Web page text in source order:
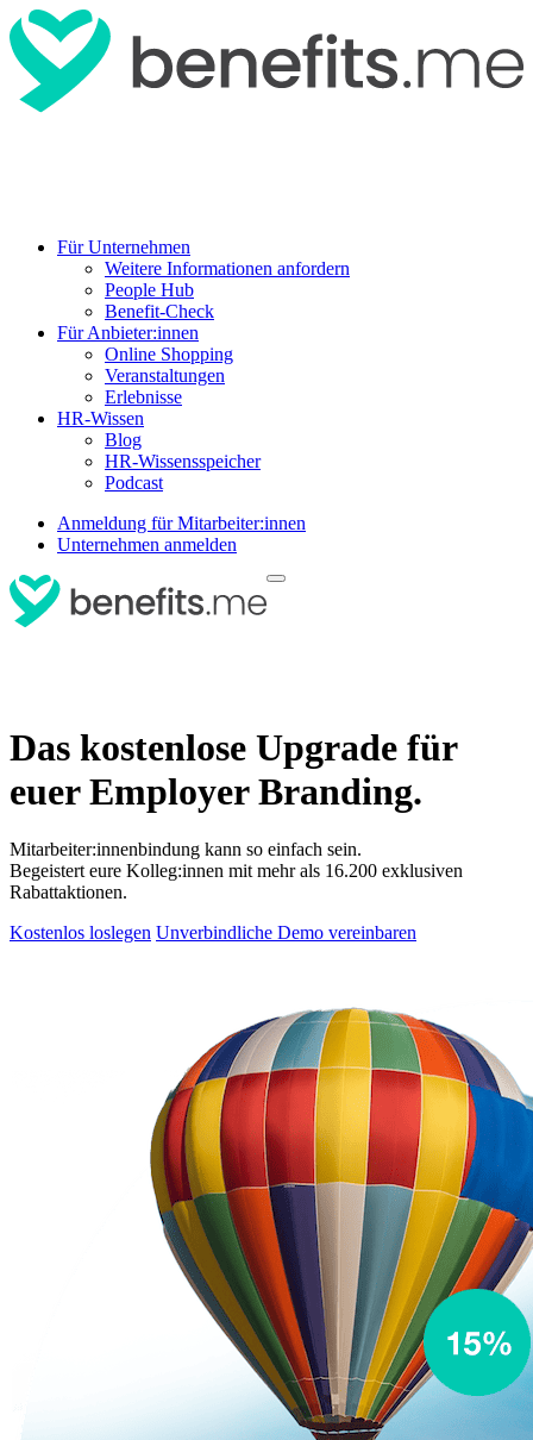
Für Unternehmen
Weitere Informationen anfordern
People Hub
Benefit-Check
Für Anbieter:innen
Online Shopping
Veranstaltungen
Erlebnisse
HR-Wissen
Blog
HR-Wissensspeicher
Podcast
Anmeldung für Mitarbeiter:innen
Unternehmen anmelden
Das kostenlose Upgrade für
euer Employer Branding.
Mitarbeiter:innenbindung kann so einfach sein.
Begeistert eure Kolleg:innen mit mehr als 16.200 exklusiven
Rabattaktionen.
Kostenlos loslegen Unverbindliche Demo vereinbaren